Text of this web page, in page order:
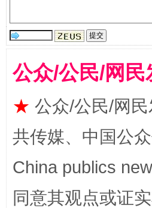
受贿1.44亿！段成刚被判无
全民健身五年计划来了！等你
公众/公民/网
★ 公众/公民/网
共传媒、中国公
China publics
同意其观点或证